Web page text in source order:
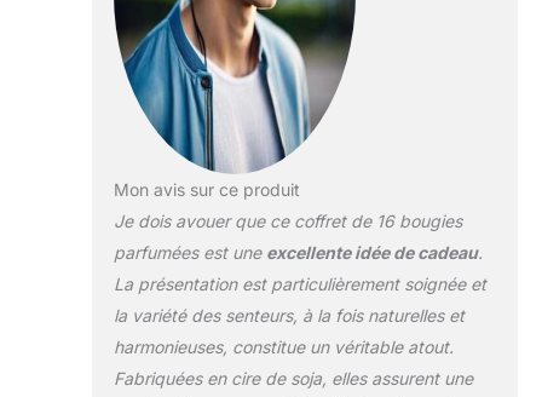
atmosphère romantique et
chaleureuse, et l'arôme ne disparaît
pas, peu importe combien de temps il
faut pour brûler.
【Cadeau cadeau
noel 】: le coffret cadeau femme
decoffret cadeau femme est livré dans
un bel emballage. Cadeau parfait pour
Noël, la Saint-Valentin, la fête des
mères, un anniversaire, un
anniversaire de mariage. En outre, le
transport en voyage. Notre marque
offre un remboursement complet et
un retour en cas de problème après
réception du produit. Nous
Mon avis sur ce produit
Je dois avouer que ce coffret de 16 bougies
parfumées est une excellente idée de cadeau.
La présentation est particulièrement soignée et
la variété des senteurs, à la fois naturelles et
harmonieuses, constitue un véritable atout.
Fabriquées en cire de soja, elles assurent une